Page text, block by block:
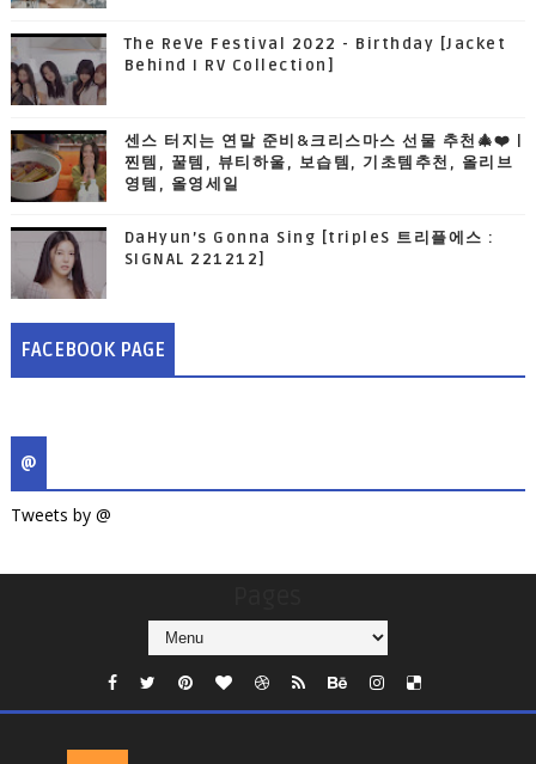
The ReVe Festival 2022 - Birthday [Jacket
Behind I RV Collection]
센스 터지는 연말 준비&크리스마스 선물 추천🎄❤️ |
찐템, 꿀템, 뷰티하울, 보습템, 기초템추천, 올리브
영템, 올영세일
DaHyun’s Gonna Sing [tripleS 트리플에스 :
SIGNAL 221212]
FACEBOOK PAGE
@
Tweets by @